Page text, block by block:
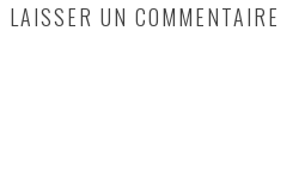
LAISSER UN COMMENTAIRE